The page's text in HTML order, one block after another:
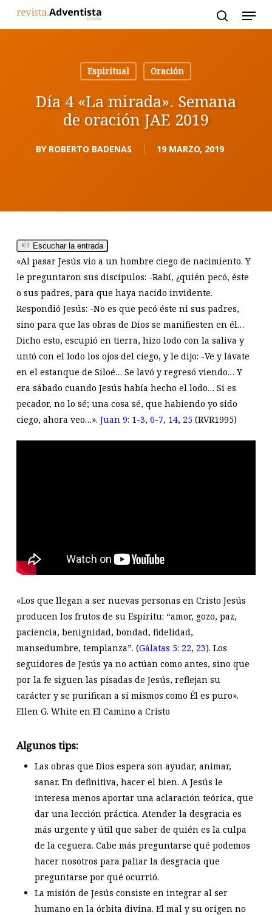
Espiritual
Oración
Día 4 «La mirada». Semana
de oración JAE 2019
BY ROBERTO BADENAS 19 MARZO, 2019
Escuchar la entrada
«Al pasar Jesús vio a un hombre ciego de nacimiento. Y
le preguntaron sus discípulos: -Rabí, ¿quién pecó, éste
o sus padres, para que haya nacido invidente.
Respondió Jesús: -No es que pecó éste ni sus padres,
sino para que las obras de Dios se manifiesten en él…
Dicho esto, escupió en tierra, hizo lodo con la saliva y
untó con el lodo los ojos del ciego, y le dijo: -Ve y lávate
en el estanque de Siloé… Se lavó y regresó viendo… Y
era sábado cuando Jesús había hecho el lodo… Si es
pecador, no lo sé; una cosa sé, que habiendo yo sido
ciego, ahora veo…». Juan 9: 1-3, 6-7, 14, 25 (RVR1995)
«Los que llegan a ser nuevas personas en Cristo Jesús
producen los frutos de su Espíritu: “amor, gozo, paz,
paciencia, benignidad, bondad, fidelidad,
mansedumbre, templanza”. (Gálatas 5: 22, 23). Los
seguidores de Jesús ya no actúan como antes, sino que
por la fe siguen las pisadas de Jesús, reflejan su
carácter y se purifican a sí mismos como Él es puro».
Ellen G. White en El Camino a Cristo
Algunos tips:
Las obras que Dios espera son ayudar, animar,
sanar. En definitiva, hacer el bien. A Jesús le
interesa menos aportar una aclaración teórica, que
dar una lección práctica. Atender la desgracia es
más urgente y útil que saber de quién es la culpa
de la ceguera. Cabe más preguntarse qué podemos
hacer nosotros para paliar la desgracia que
preguntarse por qué ocurrió.
La misión de Jesús consiste en integrar al ser
humano en la órbita divina. El mal y su origen no